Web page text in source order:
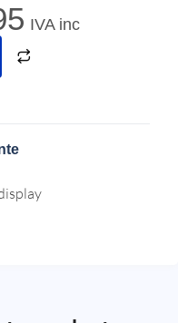
IVA inc